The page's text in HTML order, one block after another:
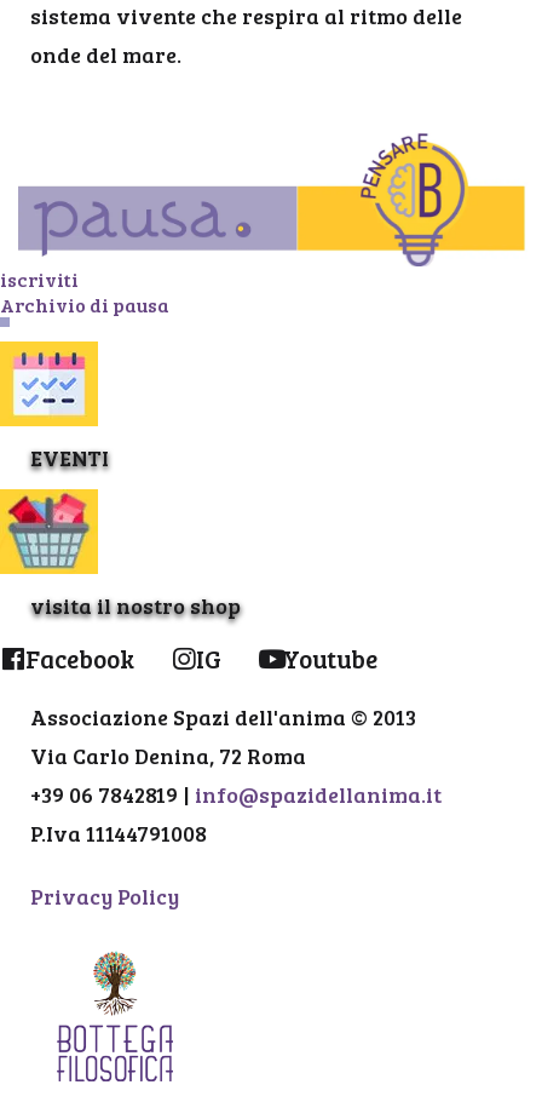
sistema vivente che respira al ritmo delle
onde del mare.
iscriviti
Archivio di pausa
EVENTI
visita il nostro shop
Facebook IG Youtube
Associazione Spazi dell'anima © 2013
Via Carlo Denina, 72 Roma
+39 06 7842819 | info@spazidellanima.it
P.Iva 11144791008
Privacy Policy